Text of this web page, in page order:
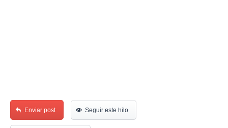
Enviar post Seguir este hilo